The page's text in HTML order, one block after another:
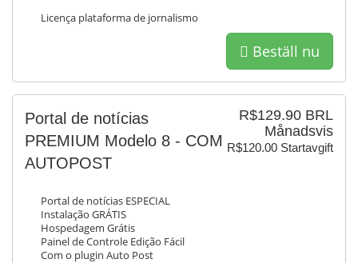
Licença plataforma de jornalismo
Beställ nu
R$129.90 BRL
Månadsvis
R$120.00 Startavgift
Portal de notícias
PREMIUM Modelo 8 - COM
AUTOPOST
Portal de notícias ESPECIAL
Instalação GRÁTIS
Hospedagem Grátis
Painel de Controle Edição Fácil
Com o plugin Auto Post